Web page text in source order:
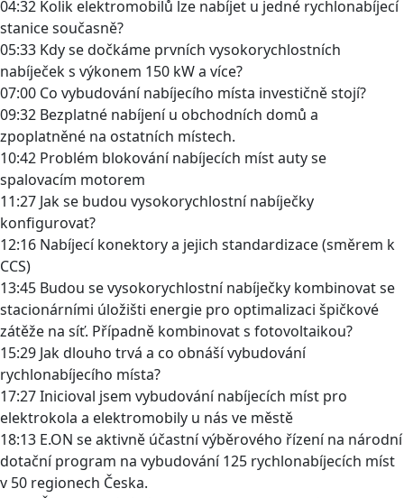
04:32 Kolik elektromobilů lze nabíjet u jedné rychlonabíjecí
stanice současně?
05:33 Kdy se dočkáme prvních vysokorychlostních
nabíječek s výkonem 150 kW a více?
07:00 Co vybudování nabíjecího místa investičně stojí?
09:32 Bezplatné nabíjení u obchodních domů a
zpoplatněné na ostatních místech.
10:42 Problém blokování nabíjecích míst auty se
spalovacím motorem
11:27 Jak se budou vysokorychlostní nabíječky
konfigurovat?
12:16 Nabíjecí konektory a jejich standardizace (směrem k
CCS)
13:45 Budou se vysokorychlostní nabíječky kombinovat se
stacionárními úložišti energie pro optimalizaci špičkové
zátěže na síť. Případně kombinovat s fotovoltaikou?
15:29 Jak dlouho trvá a co obnáší vybudování
rychlonabíjecího místa?
17:27 Inicioval jsem vybudování nabíjecích míst pro
elektrokola a elektromobily u nás ve městě
18:13 E.ON se aktivně účastní výběrového řízení na národní
dotační program na vybudování 125 rychlonabíjecích míst
v 50 regionech Česka.